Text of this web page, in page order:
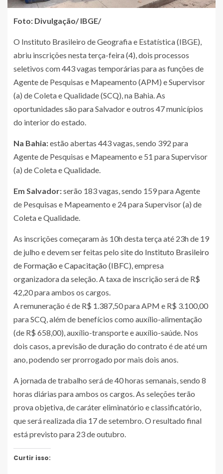
Foto: Divulgação/ IBGE/
O Instituto Brasileiro de Geografia e Estatística (IBGE),
abriu inscrições nesta terça-feira (4), dois processos
seletivos com 443 vagas temporárias para as funções de
Agente de Pesquisas e Mapeamento (APM) e Supervisor
(a) de Coleta e Qualidade (SCQ), na Bahia. As
oportunidades são para Salvador e outros 47 municípios
do interior do estado.
Na Bahia:estão abertas 443 vagas, sendo 392 para
Agente de Pesquisas e Mapeamento e 51 para Supervisor
(a) de Coleta e Qualidade.
Em Salvador:serão 183 vagas, sendo 159 para Agente
de Pesquisas e Mapeamento e 24 para Supervisor (a) de
Coleta e Qualidade.
As inscrições começaram às 10h desta terça até 23h de 19
de julho e devem ser feitas pelo site do Instituto Brasileiro
de Formação e Capacitação (IBFC), empresa
organizadora da seleção. A taxa de inscrição será de R$
42,20 para ambos os cargos.
A remuneração é de R$ 1.387,50 para APM e R$ 3.100,00
para SCQ, além de benefícios como auxílio-alimentação
(de R$ 658,00), auxílio-transporte e auxílio-saúde. Nos
dois casos, a previsão de duração do contrato é de até um
ano, podendo ser prorrogado por mais dois anos.
A jornada de trabalho será de 40 horas semanais, sendo 8
horas diárias para ambos os cargos. As seleções terão
prova objetiva, de caráter eliminatório e classificatório,
que será realizada dia 17 de setembro. O resultado final
está previsto para 23 de outubro.
Curtir isso: